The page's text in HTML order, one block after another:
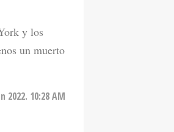
y los
un muerto
2022. 10:28 AM